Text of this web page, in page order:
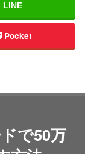
LINE
Pocket
で50万